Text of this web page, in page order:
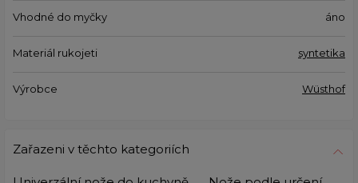
Vhodné do myčky áno
Materiál rukojeti syntetika
Výrobce Wüsthof
Zařazeni v těchto kategoriích